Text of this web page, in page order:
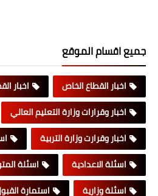
جميع اقسام الموقع
اخبار القطاع الخاص
اخبار
اخبار وقرارات وزارة التعليم العالي
اخبار وقرارت وزارة التربية
اسئلة الاعدادية
اسئلة
اسئلة وزارية
استمارة